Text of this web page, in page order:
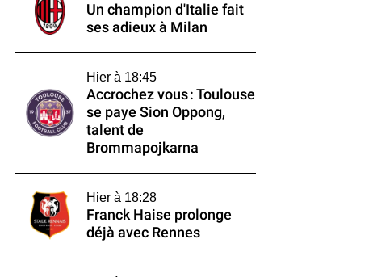
Un champion d'Italie fait
ses adieux à Milan
Hier à 18:45
Accrochez vous : Toulouse
se paye Sion Oppong,
talent de
Brommapojkarna
Hier à 18:28
Franck Haise prolonge
déjà avec Rennes